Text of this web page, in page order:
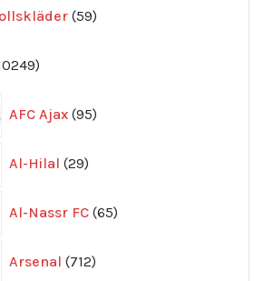
59
produkter
produkter
AFC Ajax 95
produkter
Al-Hilal 29
produkter
Al-Nassr FC 65
produkter
Arsenal 712
produkter